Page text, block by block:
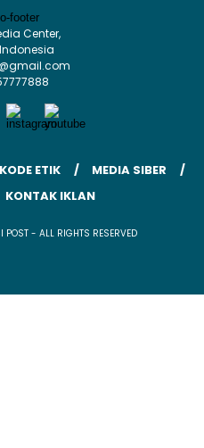
Center,
KODE ETIK
MEDIA SIBER
KONTAK IKLAN
- ALL RIGHTS RESERVED